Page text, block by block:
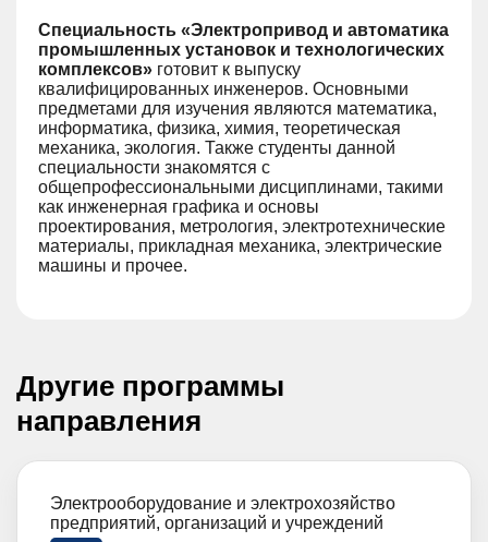
Специальность «Электропривод и автоматика
промышленных установок и технологических
комплексов» готовит к выпуску
квалифицированных инженеров. Основными
предметами для изучения являются математика,
информатика, физика, химия, теоретическая
механика, экология. Также студенты данной
специальности знакомятся с
общепрофессиональными дисциплинами, такими
как инженерная графика и основы
проектирования, метрология, электротехнические
материалы, прикладная механика, электрические
машины и прочее.
Другие программы
направления
Электрооборудование и электрохозяйство
предприятий, организаций и учреждений